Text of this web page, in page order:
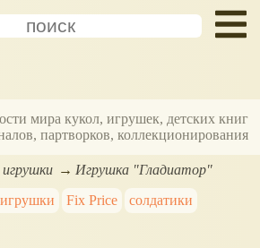
мира кукол, игрушек, детских книг
партворков, коллекционирования
Игрушка "Гладиатор"
Fix Price
солдатики